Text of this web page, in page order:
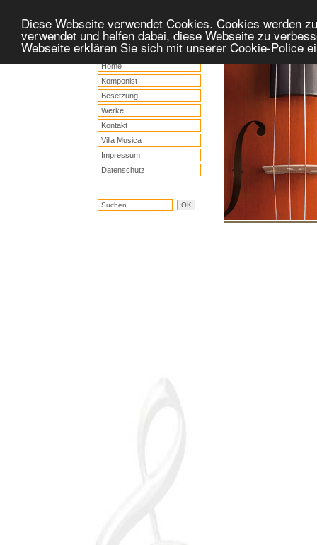
Diese Webseite verwendet Cookies. Cookies werden
verwendet und helfen dabei, diese Webseite zu
Webseite erklären Sie sich mit unserer Cookie-Police
Home
Komponist
Besetzung
Werke
Kontakt
Villa Musica
Impressum
Datenschutz